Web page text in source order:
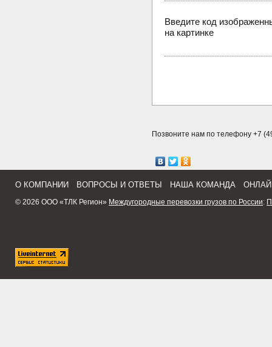
Введите код
на картинке
Позвоните нам по телефону +7
О КОМПАНИИ ВОПРОСЫ И ОТВЕТЫ НАША КОМАНДА
© 2026 ООО «ТЛК Регион» Междугородные перевозки грузов по России: